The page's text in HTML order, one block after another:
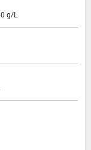
g/L